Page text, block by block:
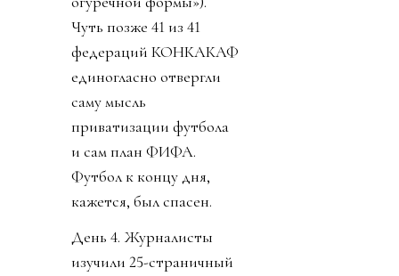
Чуть позже 41 из 41
федераций КОНКАКАФ
единогласно отвергли
саму мысль
приватизации футбола
и сам план ФИФА.
Футбол к концу дня,
кажется, был спасен.
День 4. Журналисты
изучили 25-страничный